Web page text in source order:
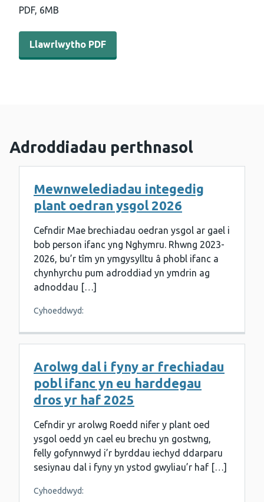
PDF, 6MB
Llawrlwytho PDF - Anghydraddoldebau o ran canran y
Llawrlwytho PDF
Adroddiadau perthnasol
Mewnwelediadau integedig
plant oedran ysgol 2026
Cefndir Mae brechiadau oedran ysgol ar gael i
bob person ifanc yng Nghymru. Rhwng 2023-
2026, bu’r tîm yn ymgysylltu â phobl ifanc a
chynhyrchu pum adroddiad yn ymdrin ag
adnoddau […]
Cyhoeddwyd:
Arolwg dal i fyny ar frechiadau
pobl ifanc yn eu harddegau
dros yr haf 2025
Cefndir yr arolwg Roedd nifer y plant oed
ysgol oedd yn cael eu brechu yn gostwng,
felly gofynnwyd i’r byrddau iechyd ddarparu
sesiynau dal i fyny yn ystod gwyliau’r haf […]
Cyhoeddwyd: